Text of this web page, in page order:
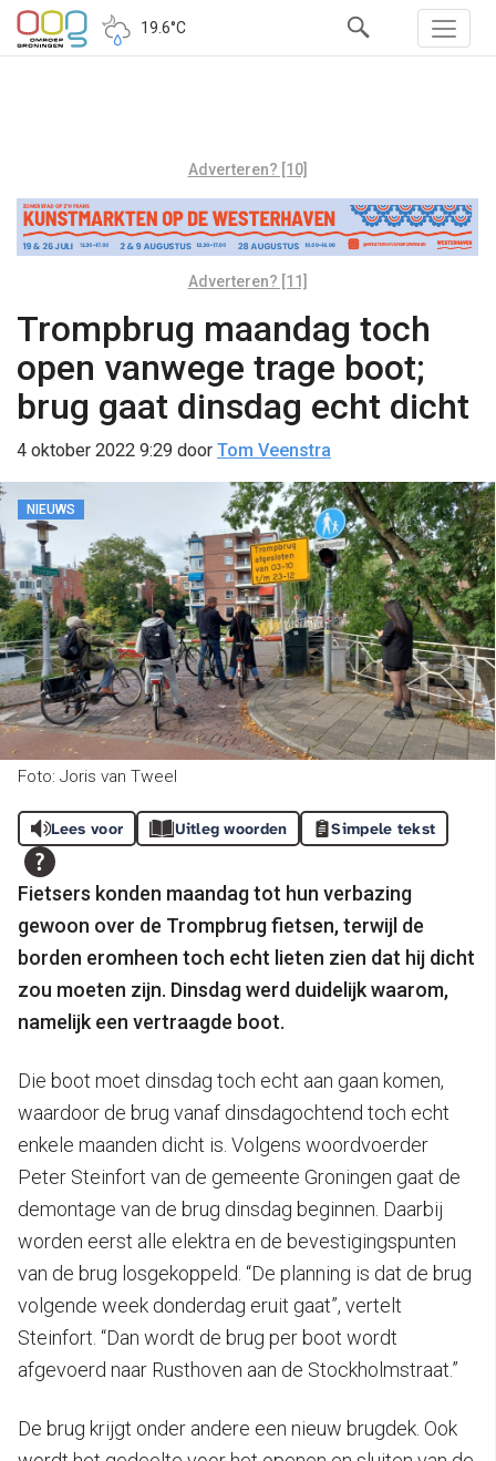
19.6°C
Adverteren? [10]
Adverteren? [11]
Trompbrug maandag toch
open vanwege trage boot;
brug gaat dinsdag echt dicht
4 oktober 2022 9:29 door Tom Veenstra
NIEUWS
Foto: Joris van Tweel
Lees voor Uitleg woorden Simpele tekst
Fietsers konden maandag tot hun verbazing
gewoon over de Trompbrug fietsen, terwijl de
borden eromheen toch echt lieten zien dat hij dicht
zou moeten zijn. Dinsdag werd duidelijk waarom,
namelijk een vertraagde boot.
Die boot moet dinsdag toch echt aan gaan komen,
waardoor de brug vanaf dinsdagochtend toch echt
enkele maanden dicht is. Volgens woordvoerder
Peter Steinfort van de gemeente Groningen gaat de
demontage van de brug dinsdag beginnen. Daarbij
worden eerst alle elektra en de bevestigingspunten
van de brug losgekoppeld. “De planning is dat de brug
volgende week donderdag eruit gaat”, vertelt
Steinfort. “Dan wordt de brug per boot wordt
afgevoerd naar Rusthoven aan de Stockholmstraat.”
De brug krijgt onder andere een nieuw brugdek. Ook